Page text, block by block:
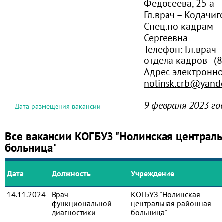
Федосеева, 25 а
Гл.врач –
Спец.по кадрам
Сергеевна
Телефон: Гл.врач
отдела кадров -
Адрес
Дата размещения вакансии 9 февраля 2023
Все вакансии КОГБУЗ "Нолинская
больница"
Дата Должность Учреждение
14.11.2024
Врач
функциональной
диагностики
КОГБУЗ "Нолинская
центральная районная
больница"